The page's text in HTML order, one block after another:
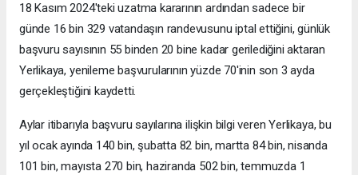
18 Kasım 2024'teki uzatma kararının ardından sadece bir
günde 16 bin 329 vatandaşın randevusunu iptal ettiğini, günlük
başvuru sayısının 55 binden 20 bine kadar gerilediğini aktaran
Yerlikaya, yenileme başvurularının yüzde 70'inin son 3 ayda
gerçekleştiğini kaydetti.
Aylar itibarıyla başvuru sayılarına ilişkin bilgi veren Yerlikaya, bu
yıl ocak ayında 140 bin, şubatta 82 bin, martta 84 bin, nisanda
101 bin, mayısta 270 bin, haziranda 502 bin, temmuzda 1